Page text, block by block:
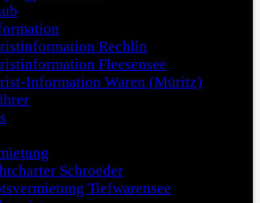
Rechlin
Fleesensee
Information Waren (Müritz)
Schroeder
Tiefwarensee